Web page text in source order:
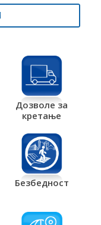
Дозволе за
кретање
Безбедност